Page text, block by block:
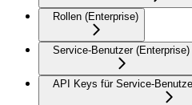
Rollen (Enterprise)
Service-Benutzer (Enterprise)
API Keys für Service-